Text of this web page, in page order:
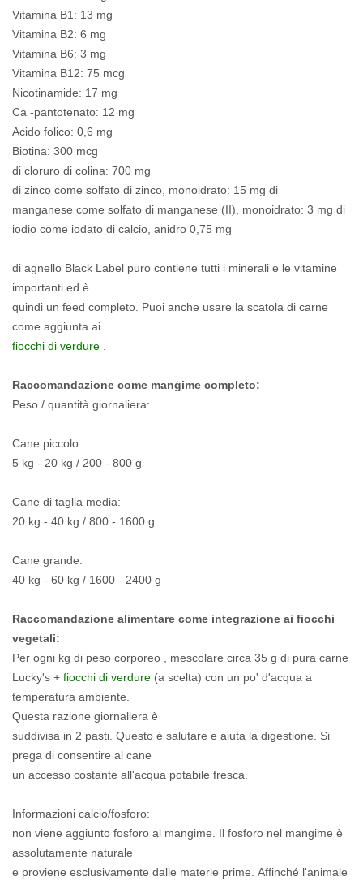
Vitamina B1: 13 mg
Vitamina B2: 6 mg
Vitamina B6: 3 mg
Vitamina B12: 75 mcg
Nicotinamide: 17 mg
Ca -pantotenato: 12 mg
Acido folico: 0,6 mg
Biotina: 300 mcg
di cloruro di colina: 700 mg
di zinco come solfato di zinco, monoidrato: 15 mg di
manganese come solfato di manganese (II), monoidrato: 3 mg di
iodio come iodato di calcio, anidro 0,75 mg
di agnello Black Label puro contiene tutti i minerali e le vitamine
importanti ed è
quindi un feed completo. Puoi anche usare la scatola di carne
come aggiunta ai
fiocchi di verdure
Raccomandazione come mangime completo:
Peso / quantità giornaliera:
Cane piccolo:
5 kg - 20 kg / 200 - 800 g
Cane di taglia media:
20 kg - 40 kg / 800 - 1600 g
Cane grande:
40 kg - 60 kg / 1600 - 2400 g
Raccomandazione alimentare come integrazione ai fiocchi
vegetali:
Per ogni kg di peso corporeo , mescolare circa 35 g di pura carne
Lucky's + fiocchi di verdure (a scelta) con un po' d'acqua a
temperatura ambiente.
Questa razione giornaliera è
suddivisa in 2 pasti. Questo è salutare e aiuta la digestione.
Si
prega di consentire al cane
un accesso costante all'acqua potabile fresca.
Informazioni calcio/fosforo:
non viene aggiunto fosforo al mangime.
Il fosforo nel mangime è
assolutamente naturale
e proviene esclusivamente dalle materie prime. Affinché l'animale